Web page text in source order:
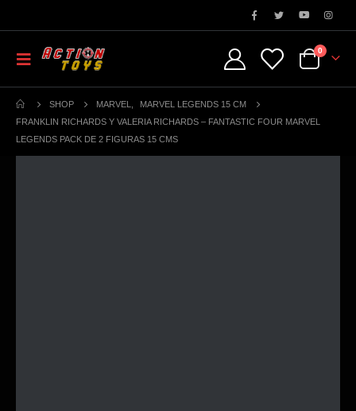
0
SHOP MARVEL
MARVEL LEGENDS 15 CM
FRANKLIN RICHARDS Y VALERIA RICHARDS – FANTASTIC FOUR MARVEL
LEGENDS PACK DE 2 FIGURAS 15 CMS